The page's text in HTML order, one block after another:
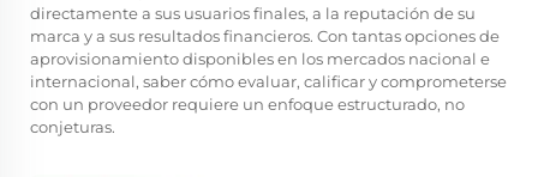
directamente a sus usuarios finales, a la reputación de su
marca y a sus resultados financieros. Con tantas opciones de
aprovisionamiento disponibles en los mercados nacional e
internacional, saber cómo evaluar, calificar y comprometerse
con un proveedor requiere un enfoque estructurado, no
conjeturas.